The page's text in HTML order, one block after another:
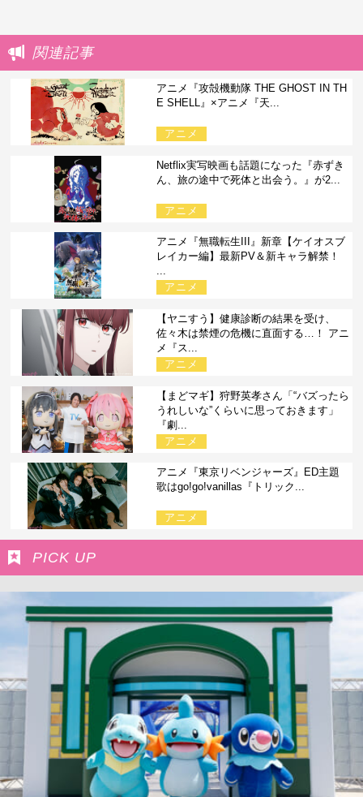
関連記事
アニメ『攻殻機動隊 THE GHOST IN TH
E SHELL』×アニメ『天...
アニメ
Netflix実写映画も話題になった『赤ずき
ん、旅の途中で死体と出会う。』が2...
アニメ
アニメ『無職転生III』新章【ケイオスブ
レイカー編】最新PV＆新キャラ解禁！
...
アニメ
【ヤニすう】健康診断の結果を受け、
佐々木は禁煙の危機に直面する…！ アニ
メ『ス...
アニメ
【まどマギ】狩野英孝さん「“バズったら
うれしいな”くらいに思っておきます」
『劇...
アニメ
アニメ『東京リベンジャーズ』ED主題
歌はgo!go!vanillas『トリック...
アニメ
PICK UP